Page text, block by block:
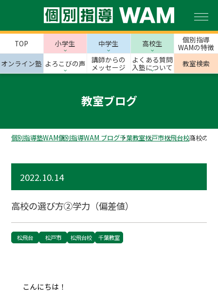
TOP 小学生 中学生 高校生
個別指導
WAMの特徴
オンライン塾 よろこびの声
講師からの
メッセージ
よくある質問
入塾について
教室検索
教室ブログ
個別指導塾WAM個別指導WAM ブログ千葉教室松戸市松飛台校高校の選
2022.10.14
高校の選び方②学力（偏差値）
松飛台 松戸市 松飛台校 千葉教室
こんにちは！